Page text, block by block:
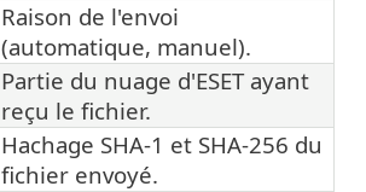
Raison de l'envoi
(automatique, manuel).
Partie du nuage d'ESET ayant
reçu le fichier.
Hachage SHA-1 et SHA-256 du
fichier envoyé.